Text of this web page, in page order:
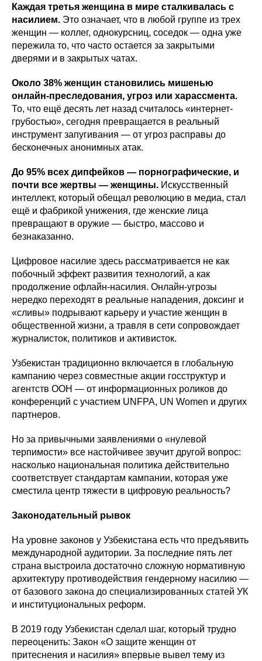
Каждая третья женщина в мире сталкивалась с
насилием. Это означает, что в любой группе из трех
женщин — коллег, однокурсниц, соседок — одна уже
пережила то, что часто остается за закрытыми
дверями и в закрытых чатах.
Около 38% женщин становились мишенью
онлайн-преследования, угроз или харассмента.
То, что ещё десять лет назад считалось «интернет-
грубостью», сегодня превращается в реальный
инструмент запугивания — от угроз расправы до
бесконечных анонимных атак.
До 95% всех дипфейков — порнографические, и
почти все жертвы — женщины. Искусственный
интеллект, который обещал революцию в медиа, стал
ещё и фабрикой унижения, где женские лица
превращают в оружие — быстро, массово и
безнаказанно.
Цифровое насилие здесь рассматривается не как
побочный эффект развития технологий, а как
продолжение офлайн-насилия. Онлайн-угрозы
нередко переходят в реальные нападения, доксинг и
«сливы» подрывают карьеру и участие женщин в
общественной жизни, а травля в сети сопровождает
журналисток, политиков и активисток.
Узбекистан традиционно включается в глобальную
кампанию через совместные акции госструктур и
агентств ООН — от информационных роликов до
конференций с участием UNFPA, UN Women и других
партнеров.
Но за привычными заявлениями о «нулевой
терпимости» все настойчивее звучит другой вопрос:
насколько национальная политика действительно
соответствует стандартам кампании, которая уже
сместила центр тяжести в цифровую реальность?
Законодательный рывок
На уровне законов у Узбекистана есть что предъявить
международной аудитории. За последние пять лет
страна выстроила достаточно сложную нормативную
архитектуру противодействия гендерному насилию —
от базового закона до специализированных статей УК
и институциональных реформ.
В 2019 году Узбекистан сделал шаг, который трудно
переоценить: Закон «О защите женщин от
притеснения и насилия» впервые вывел тему из